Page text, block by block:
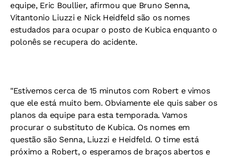
equipe, Eric Boullier, afirmou que Bruno Senna,
Vitantonio Liuzzi e Nick Heidfeld são os nomes
estudados para ocupar o posto de Kubica enquanto o
polonês se recupera do acidente.
"Estivemos cerca de 15 minutos com Robert e vimos
que ele está muito bem. Obviamente ele quis saber os
planos da equipe para esta temporada. Vamos
procurar o substituto de Kubica. Os nomes em
questão são Senna, Liuzzi e Heidfeld. O time está
próximo a Robert, o esperamos de braços abertos e